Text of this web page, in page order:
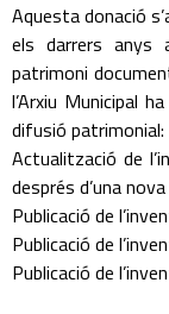
Aquesta donació
els darrers anys
patrimoni
l’Arxiu Municipal
difusió patrimonial:
Actualització de
després d’una
Publicació de
Publicació de
Publicació de